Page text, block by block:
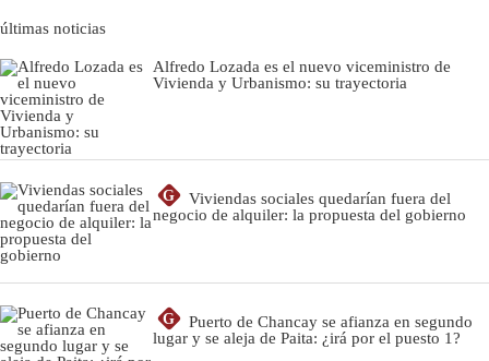
últimas noticias
Alfredo Lozada es el nuevo viceministro de
Vivienda y Urbanismo: su trayectoria
G
Viviendas sociales quedarían fuera del
negocio de alquiler: la propuesta del gobierno
G
Puerto de Chancay se afianza en segundo
lugar y se aleja de Paita: ¿irá por el puesto 1?